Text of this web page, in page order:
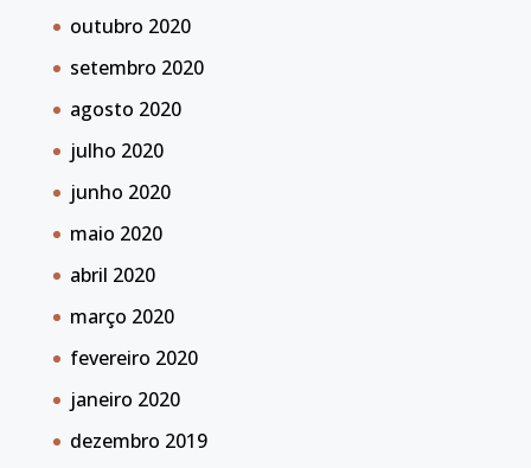
outubro 2020
setembro 2020
agosto 2020
julho 2020
junho 2020
maio 2020
abril 2020
março 2020
fevereiro 2020
janeiro 2020
dezembro 2019